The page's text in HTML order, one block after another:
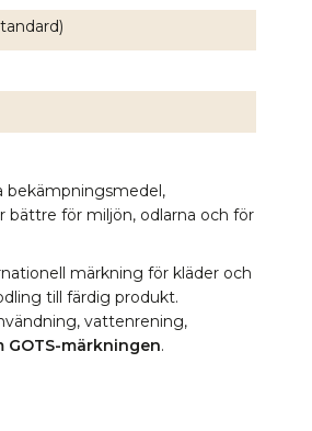
bekämpningsmedel,
bättre för miljön, odlarna och för
märkning för kläder och
till färdig produkt.
vattenrening,
GOTS-märkningen.